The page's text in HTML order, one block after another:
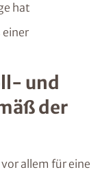
hat
einer
und
der
allem für eine